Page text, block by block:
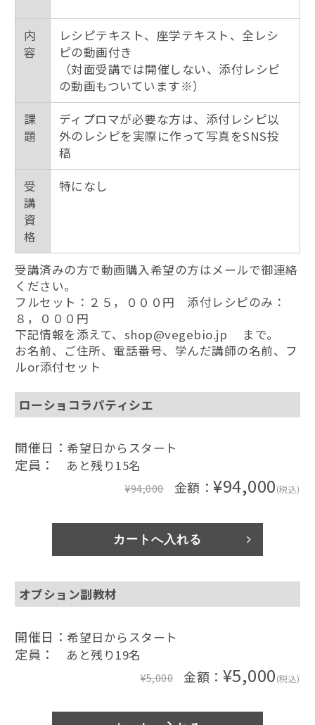
内
容
レシピテキスト、座学テキスト、全レシ
ピの動画付き
（対面受講では開催しない、添付レシピ
の動画もついています※）
課
題
ディプロマが必要な方は、添付レシピ以
外のレシピを実際に作って写真をSNS投
稿
受
講
資
格
特になし
受講済みの方で動画購入希望の方はメールで御連絡
ください。
フルセット：２５，０００円 添付レシピのみ：
８，０００円
下記情報を添えて、 shop@vegebio.jp まで。
お名前、ご住所、電話番号、学んだ講師の名前、フ
ルor添付セット
ローショコラパティシエ
開催日： 希望日からスタート
定員： あと残り15名
¥94,000 金額：¥94,000(税込)
オプション副教材
開催日： 希望日からスタート
定員： あと残り19名
¥5,000 金額： ¥5,000(税込)